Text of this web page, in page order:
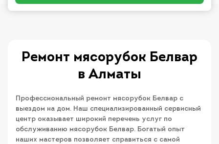
Ремонт мясорубок Белвар
в Алматы
Профессиональный ремонт мясорубок Белвар с
выездом на дом. Наш специализированный сервисный
центр оказывает широкий перечень услуг по
обслуживанию мясорубок Белвар. Богатый опыт
наших мастеров позволяет справиться с самой